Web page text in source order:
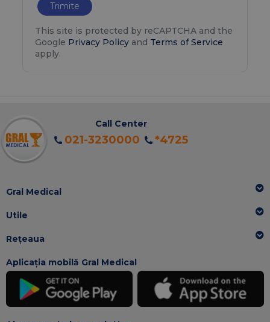
Trimite
This site is protected by reCAPTCHA and the
Google Privacy Policyand Terms of Service
apply.
Call Center
021-3230000 *4725
Gral Medical
Utile
Rețeaua
Aplicația mobilă Gral Medical